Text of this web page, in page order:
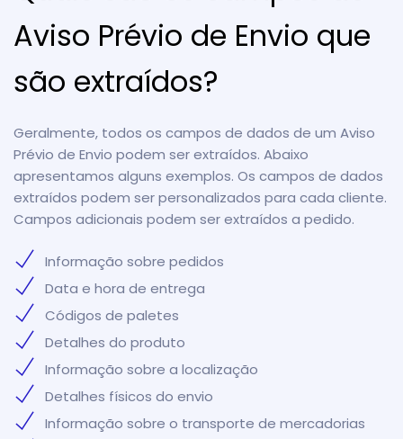
Aviso Prévio de Envio que
são extraídos?
Geralmente, todos os campos de dados de um Aviso
Prévio de Envio podem ser extraídos. Abaixo
apresentamos alguns exemplos. Os campos de dados
extraídos podem ser personalizados para cada cliente.
Campos adicionais podem ser extraídos a pedido.
Informação sobre pedidos
Data e hora de entrega
Códigos de paletes
Detalhes do produto
Informação sobre a localização
Detalhes físicos do envio
Informação sobre o transporte de mercadorias